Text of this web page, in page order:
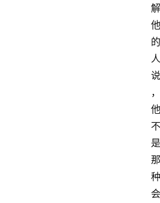
解
他
的
人
说
，
他
不
是
那
种
会